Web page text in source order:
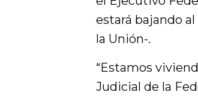
estará bajando
la Unión-.
“Estamos
Judicial de la